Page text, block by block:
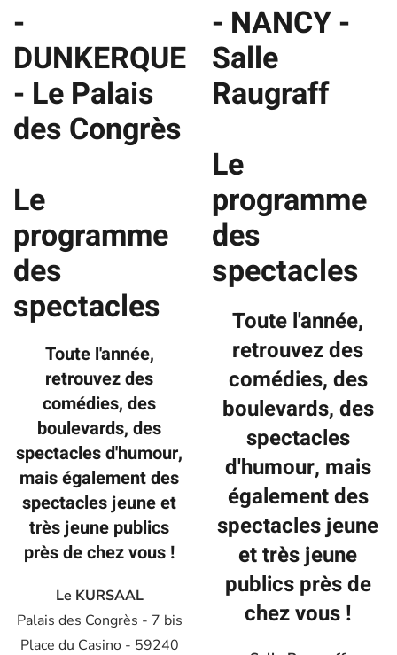
-
DUNKERQUE
- Le Palais
des Congrès
Le
programme
des
spectacles
Toute l'année,
retrouvez des
comédies, des
boulevards, des
spectacles d'humour,
mais également des
spectacles jeune et
très jeune publics
près de chez vous !
Le KURSAAL
Palais des Congrès - 7 bis
Place du Casino - 59240
- NANCY -
Salle
Raugraff
Le
programme
des
spectacles
Toute l'année,
retrouvez des
comédies, des
boulevards, des
spectacles
d'humour, mais
également des
spectacles jeune
et très jeune
publics près de
chez vous !